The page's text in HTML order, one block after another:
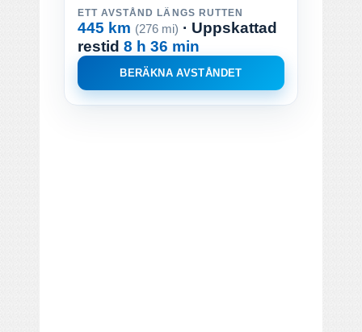
ETT AVSTÅND LÄNGS RUTTEN
445 km (276 mi) · Uppskattad
restid 8 h 36 min
BERÄKNA AVSTÅNDET